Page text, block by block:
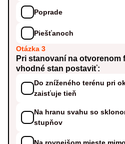
Poprade
Piešťanoch
Otázka 3
Pri stanovaní na otvorenom
vhodné stan postaviť:
Do zníženého terénu pri
zaisťuje tieň
Na hranu svahu so
stupňov